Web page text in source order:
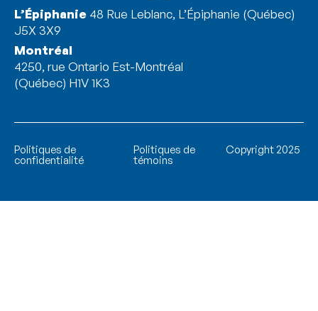
L’Épiphanie 48 Rue Leblanc, L’Épiphanie (Québec)
J5X 3X9
Montréal
4250, rue Ontario Est-Montréal
(Québec) H1V 1K3
Politiques de
confidentialité
Politiques de
témoins
Copyright 2025